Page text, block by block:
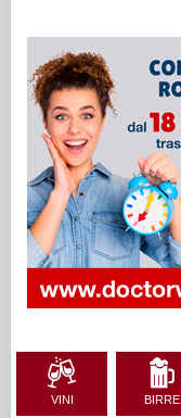
VINI BIRRE